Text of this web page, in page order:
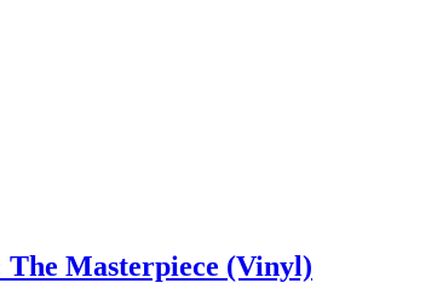
The Masterpiece (Vinyl)